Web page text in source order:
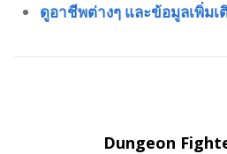
ดูอาชีพต่างๆ และข้อมูลเพิ่มเ
Dungeon